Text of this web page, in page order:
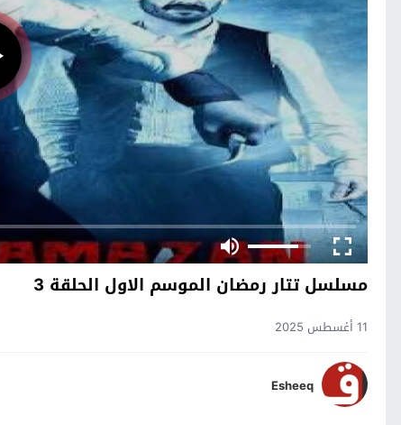
مسلسل تتار رمضان الموسم الاول الحلقة 3
11 أغسطس 2025
Esheeq